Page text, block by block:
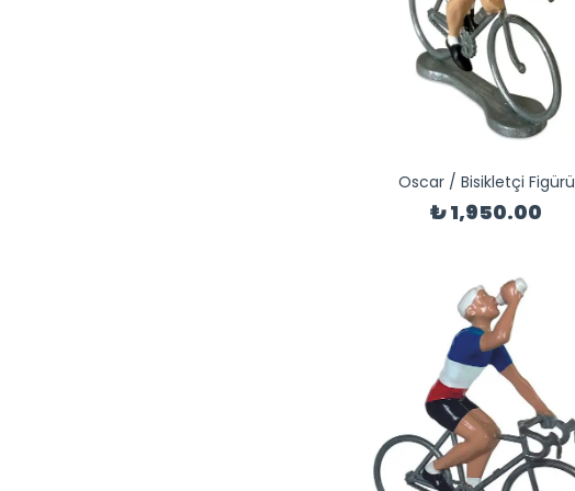
Oscar / Bisikletçi Figürü
₺ 1,950.00